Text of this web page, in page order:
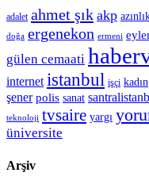
adalet ahmet şık akp
doğa ergenekon ermeni
gülen cemaati
internet istanbul işçi kadın
şener polis sanat
teknoloji tvsaire yargı
üniversite
Arşiv